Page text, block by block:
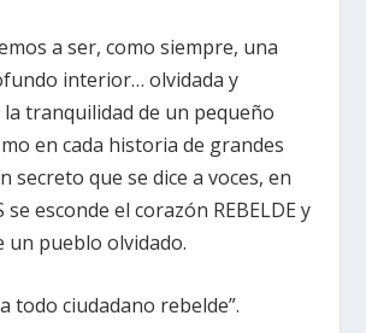
a ser, como siempre, una
interior… olvidada y
tranquilidad de un pequeño
en cada historia de grandes
secreto que se dice a voces, en
se esconde el corazón REBELDE y
un pueblo olvidado.
todo ciudadano rebelde”.